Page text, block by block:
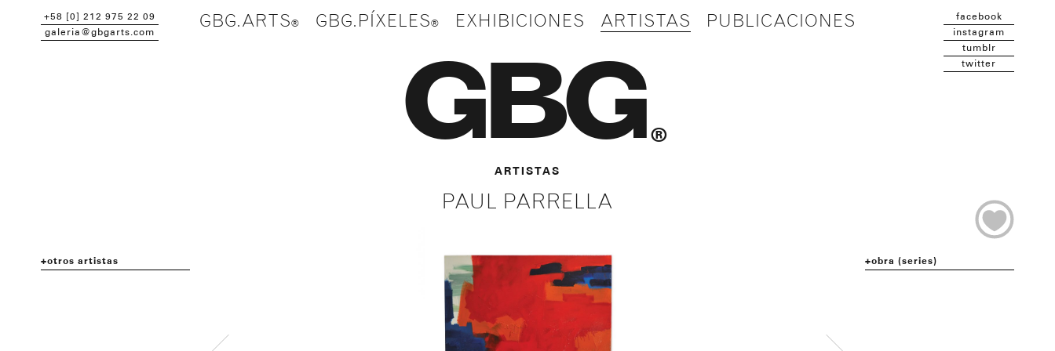
+58 [0] 212 975 22 09
galeria@gbgarts.com
GBG.ARTS GBG.PÍXELES EXHIBICIONES ARTISTAS PUBLICACIONES
facebook
instagram
tumblr
twitter
GBG ®
obra (series)
otros artistas
ARTISTAS
PAUL PARRELLA